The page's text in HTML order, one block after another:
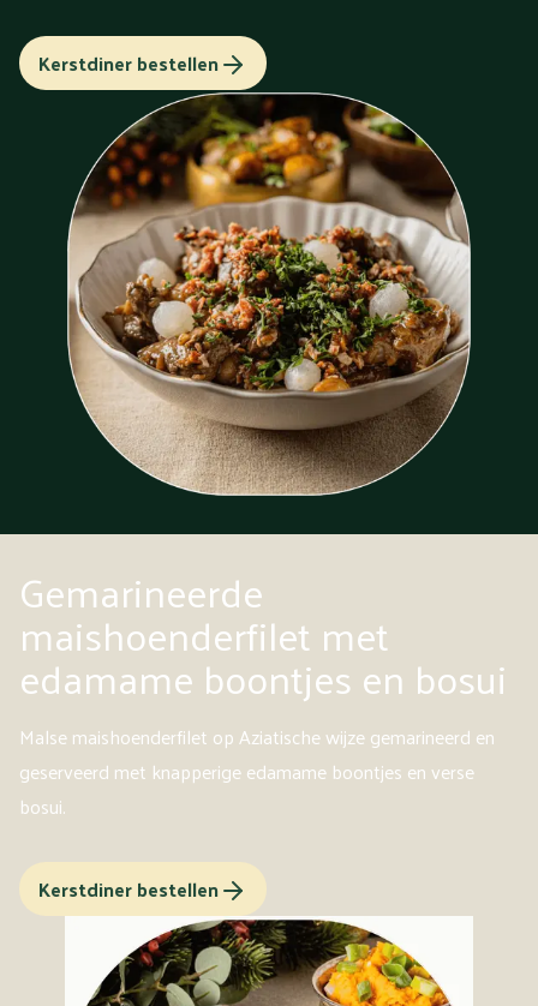
Kerstdiner bestellen
Gemarineerde
maishoenderfilet met
edamame boontjes en bosui
Malse maishoenderfilet op Aziatische wijze gemarineerd en
geserveerd met knapperige edamame boontjes en verse
bosui.
Kerstdiner bestellen